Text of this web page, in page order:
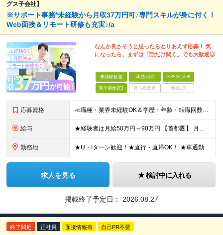
グス子会社】
※サポート事務*未経験から月収37万円可♪専門スキルが身に付く！
Web面接＆リモート研修も充実♪/a
なんか良さそうと思ったらとりあえず応募！ 気
になったら、まずは「話だけ聞く」でも大歓迎◎
未経験歓迎 学歴不問 ベテランOK
完全週休2日 賞与複数月 面接1回
応募資格 ≪職種・業界未経験OK＆学歴・年齢・転職回数不問≫ ◆第二新卒歓迎 ◆社会人経験不問 ◆資格不問 ※新卒の方もご応募可能 （待遇・募集要項等は別途ご案内いたします） ※入社時期は柔軟に対応します！半年
給与 ★経験者は月給50万円～90万円 【首都圏】 月給30万1230円〜 ⇒基本22万7000円+地域6万4230円+皆勤1万円 【群馬/栃木/茨城】 月給28万1090円〜 ⇒基本23万4000円+
勤務地 ★U・Iターン歓迎！★直行・直帰OK！ ★車通勤可能のエリアもあり！★出張なしの働き方も可能 全国47都道府県の各プロジェクト（転勤なし！勤務地に対する希望も実現可能！） 「自宅から1時間以内で通え
求人を見る 検討中に入れる
掲載終了予定日： 2026.08.27
終了間近 正社員 面接情報有 自己PR不要